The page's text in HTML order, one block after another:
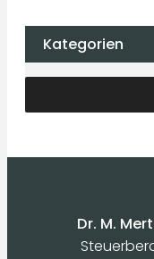
Kategorien
Dr. M.